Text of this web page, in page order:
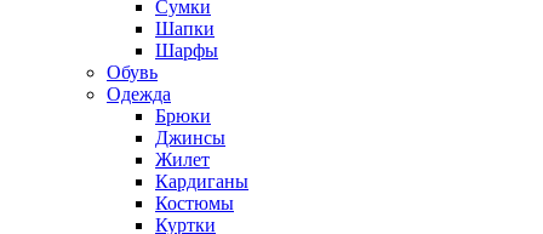
Сумки
Шапки
Шарфы
Обувь
Одежда
Брюки
Джинсы
Жилет
Кардиганы
Костюмы
Куртки